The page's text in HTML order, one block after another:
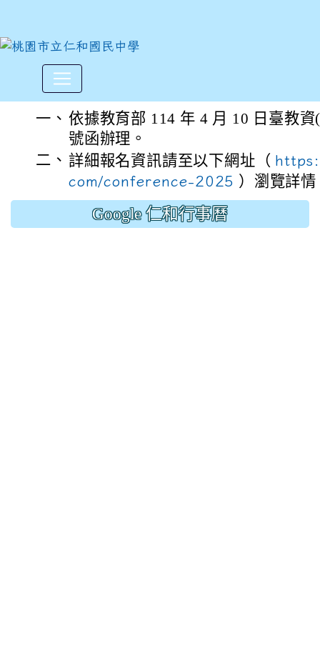
農業部辦理「2025第14屆亞
一、 依據教育部 114 年 4 月 10 日臺教
號函辦理。
二、 詳細報名資訊請至以下網址（
com/conference-2025 ）瀏覽詳情
Google 仁和行事曆